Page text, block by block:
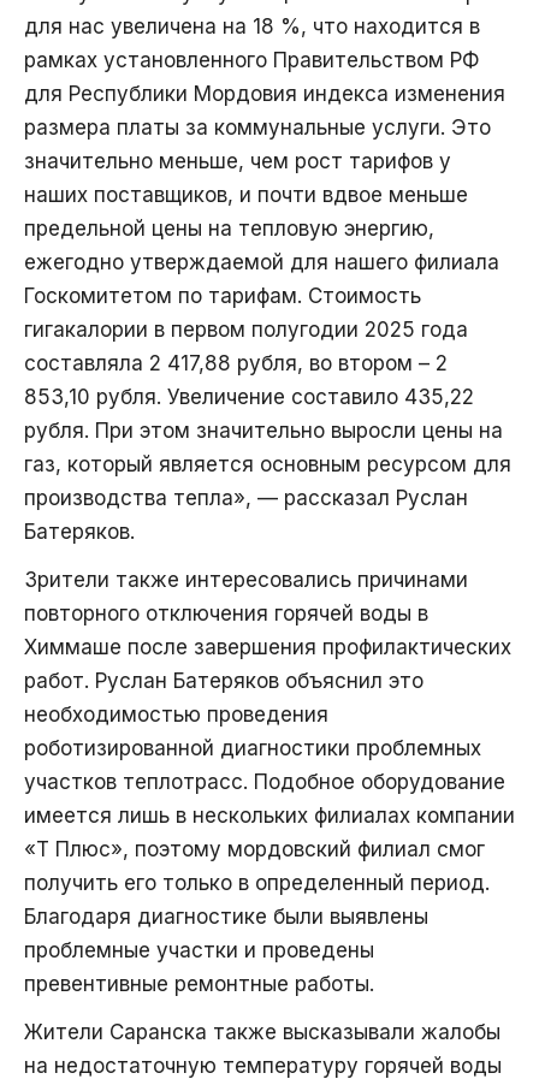
для нас увеличена на 18 %, что находится в
рамках установленного Правительством РФ
для Республики Мордовия индекса изменения
размера платы за коммунальные услуги. Это
значительно меньше, чем рост тарифов у
наших поставщиков, и почти вдвое меньше
предельной цены на тепловую энергию,
ежегодно утверждаемой для нашего филиала
Госкомитетом по тарифам. Стоимость
гигакалории в первом полугодии 2025 года
составляла 2 417,88 рубля, во втором – 2
853,10 рубля. Увеличение составило 435,22
рубля. При этом значительно выросли цены на
газ, который является основным ресурсом для
производства тепла», — рассказал Руслан
Батеряков.
Зрители также интересовались причинами
повторного отключения горячей воды в
Химмаше после завершения профилактических
работ. Руслан Батеряков объяснил это
необходимостью проведения
роботизированной диагностики проблемных
участков теплотрасс. Подобное оборудование
имеется лишь в нескольких филиалах компании
«Т Плюс», поэтому мордовский филиал смог
получить его только в определенный период.
Благодаря диагностике были выявлены
проблемные участки и проведены
превентивные ремонтные работы.
Жители Саранска также высказывали жалобы
на недостаточную температуру горячей воды